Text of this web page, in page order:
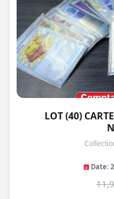
LOT (40)
Date: